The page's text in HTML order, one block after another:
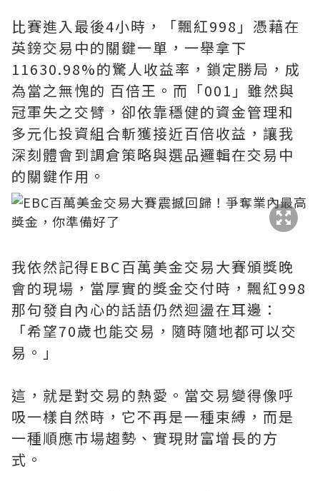
比賽進入最後4小時，「飄紅998」憑藉在
英鎊交易中的關鍵一單，一舉拿下
11630.98%的驚人收益率，鎖定勝局，成
為當之無愧的 百倍王。而「001」雖然與
冠軍失之交臂，卻依靠穩健的資金管理和
多元化投資組合斬獲接近百倍收益，讓我
深刻體會到調倉策略與選品邏輯在交易中
的關鍵作用。
我依然記得EBC百萬美金交易大賽頒獎晚
會的現場，當厚實的獎金交付時，飄紅998
那句發自內心的話語仍然迴盪在耳邊：
「希望70歲也能交易，隨時隨地都可以交
易。」
這，就是對交易的熱愛。當交易變得像呼
吸一樣自然時，它不再是一種束縛，而是
一種順應市場趨勢、實現財富增長的方
式。